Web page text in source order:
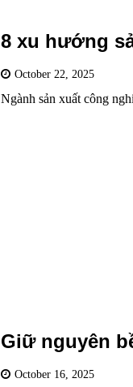
8 xu hướng
October 22, 2025
Ngành sản xuất công
Giữ nguyên
October 16, 2025